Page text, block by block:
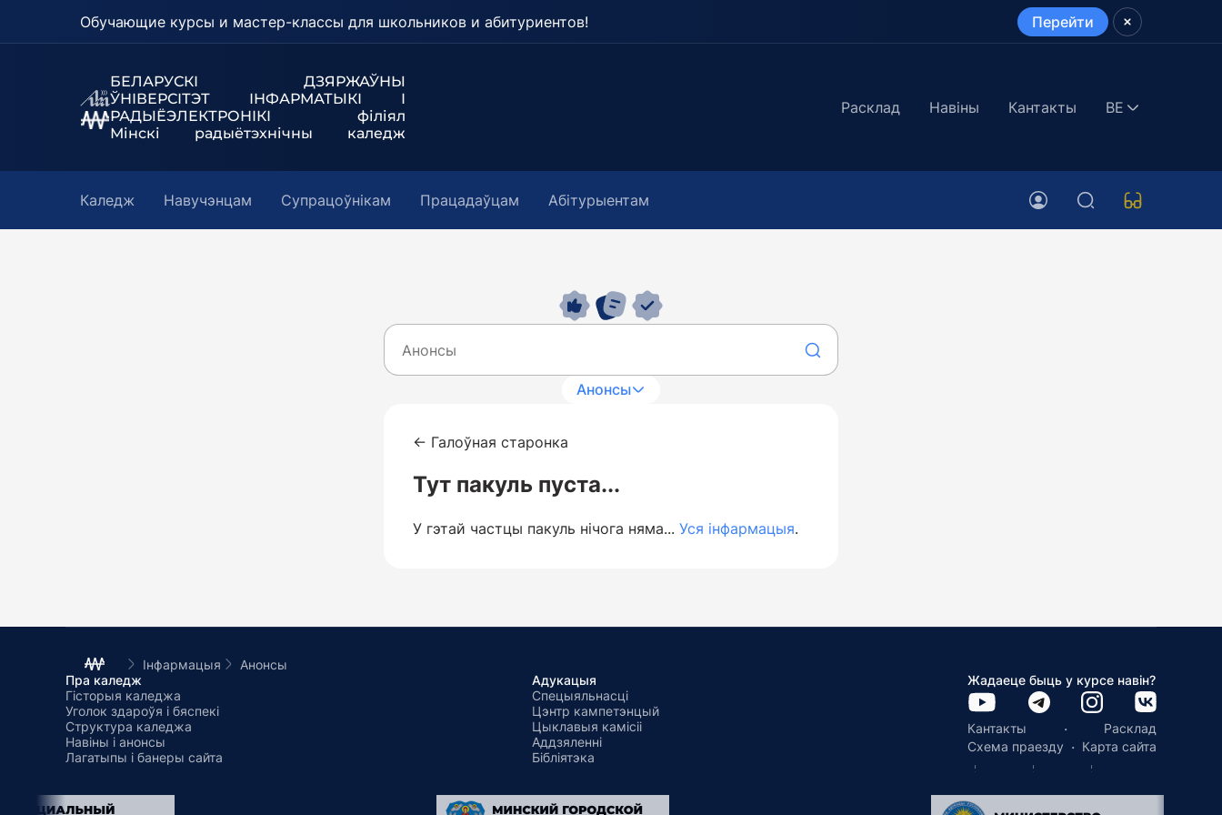
Обучающие курсы и мастер-классы для школьников и абитуриентов! Перейти
БЕЛАРУСКІ ДЗЯРЖАЎНЫ
ЎНІВЕРСІТЭТ ІНФАРМАТЫКІ І
РАДЫЁЭЛЕКТРОНІКІ філіял
Мінскі радыётэхнічны каледж
Расклад Навіны Кантакты BE
Каледж Навучэнцам Супрацоўнікам Працадаўцам Абітурыентам
Анонсы
← Галоўная старонка
Тут пакуль пуста...
У гэтай частцы пакуль нічога няма... Уся інфармацыя.
Інфармацыя
Анонсы
Пра каледж
Гісторыя каледжа
Уголок здароўя і бяспекі
Структура каледжа
Навіны і анонсы
Лагатыпы і банеры сайта
Адукацыя
Спецыяльнасці
Цэнтр кампетэнцый
Цыклавыя камісіі
Аддзяленні
Бібліятэка
Жадаеце быць у курсе навін?
Кантакты ·
Расклад
Схема праезду · Карта сайта